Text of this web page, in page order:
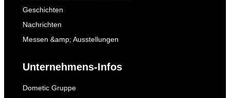
Geschichten
Nachrichten
Messen &amp; Ausstellungen
Unternehmens-Infos
Dometic Gruppe